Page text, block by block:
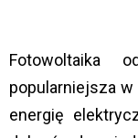
popularniejsza
energię